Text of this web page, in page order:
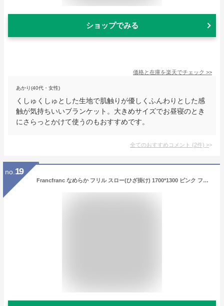
ショップでみる
価格と在庫を楽天でチェック >>
あかり(40代・女性)
くしゅくしゅとした生地で肌触りが優しくふんわりとした感
触が気持ちいいブランケット。大きめサイズでお昼寝のとき
にさらっとかけて使うのもおすすめです。
全てのおすすめコメント (2件) >
no. 19
Francfranc なめらか フリル スロー(ひざ掛け) 1700*1300 ピンク フランフラン インテリア・生活雑貨 ブランケット・ひざ掛け ピンク【先行予約】*【送料無料】